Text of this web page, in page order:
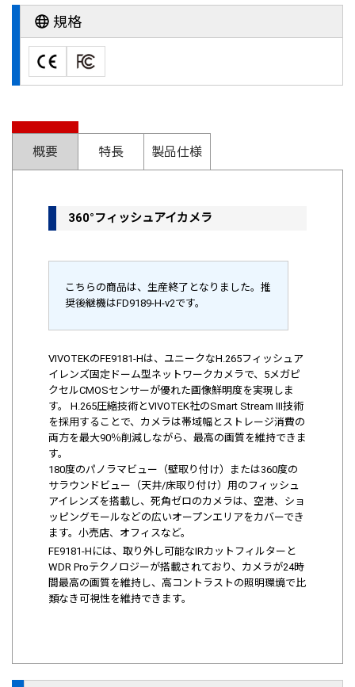
規格
概要 特長 製品仕様
360°フィッシュアイカメラ
こちらの商品は、生産終了となりました。推
奨後継機はFD9189-H-v2です。
VIVOTEKのFE9181-Hは、ユニークなH.265フィッシュア
イレンズ固定ドーム型ネットワークカメラで、5メガピ
クセルCMOSセンサーが優れた画像鮮明度を実現しま
す。 H.265圧縮技術とVIVOTEK社のSmart Stream III技術
を採用することで、カメラは帯域幅とストレージ消費の
両方を最大90％削減しながら、最高の画質を維持できま
す。
180度のパノラマビュー（壁取り付け）または360度の
サラウンドビュー（天井/床取り付け）用のフィッシュ
アイレンズを搭載し、死角ゼロのカメラは、空港、ショ
ッピングモールなどの広いオープンエリアをカバーでき
ます。小売店、オフィスなど。
FE9181-Hには、取り外し可能なIRカットフィルターと
WDR Proテクノロジーが搭載されており、カメラが24時
間最高の画質を維持し、高コントラストの照明環境で比
類なき可視性を維持できます。